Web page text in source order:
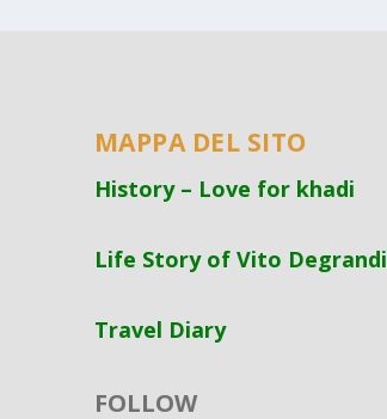
MAPPA DEL SITO
History – Love for khadi
Life Story of Vito Degrandi
Travel Diary
FOLLOW